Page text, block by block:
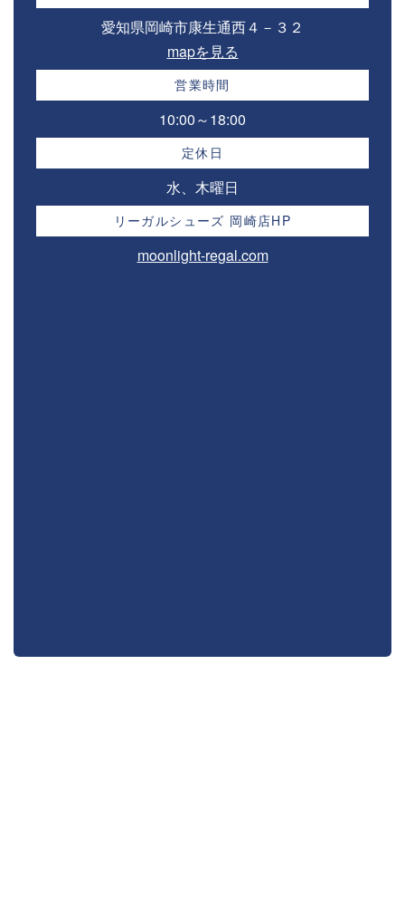
愛知県岡崎市康生通西４－３２⁣
mapを見る
営業時間
10:00～18:00⁣
定休日
水、木曜日
リーガルシューズ 岡崎店HP
moonlight-regal.com